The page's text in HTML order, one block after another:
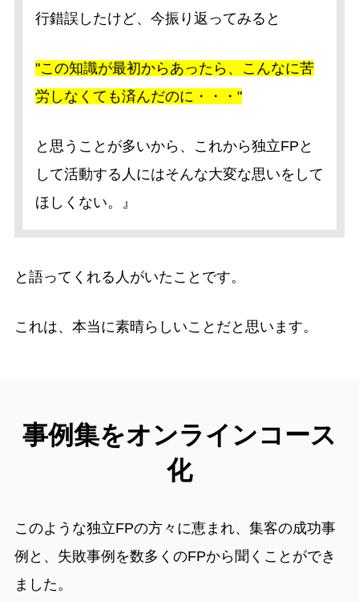
行錯誤したけど、今振り返ってみると
"この知識が最初からあったら、こんなに苦
労しなくても済んだのに・・・"
と思うことが多いから、これから独立FPと
して活動する人にはそんな大変な思いをして
ほしくない。』
と語ってくれる人がいたことです。
これは、本当に素晴らしいことだと思います。
事例集をオンラインコース
化
このような独立FPの方々に恵まれ、集客の成功事
例と、失敗事例を数多くのFPから聞くことができ
ました。